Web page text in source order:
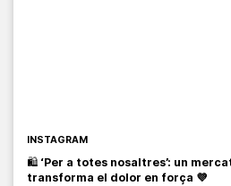
INSTAGRAM
🛍️ ‘Per a totes nosaltres’: un
transforma el dolor en força 💜